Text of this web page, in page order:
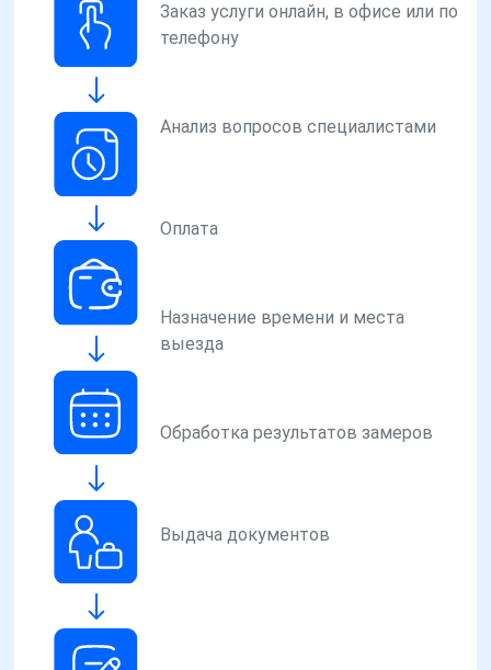
Заказ услуги онлайн, в офисе или по
телефону
Анализ вопросов специалистами
Оплата
Назначение времени и места
выезда
Обработка результатов замеров
Выдача документов